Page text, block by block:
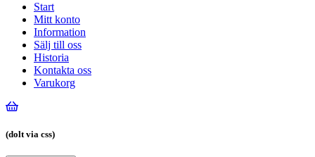
Start
Mitt konto
Information
Sälj till oss
Historia
Kontakta oss
Varukorg
(dolt via css)